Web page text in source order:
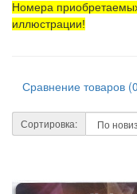
Номера
иллюстрации!
Сравнение товаров
Сортировка: